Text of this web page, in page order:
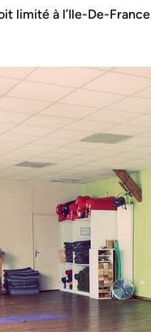
limité à l’Ile-De-France